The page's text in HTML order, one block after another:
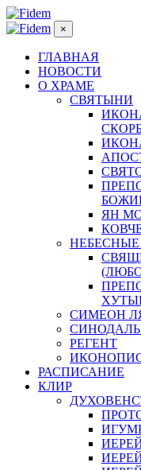
×
ГЛАВНАЯ
НОВОСТИ
О ХРАМЕ
СВЯТЫНИ
ЯН
СИМЕОН
РЕГЕНТ
РАСПИСАНИЕ
КЛИР